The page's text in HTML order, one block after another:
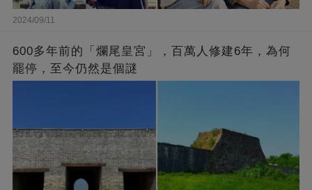
2024/09/11
600多年前的「爛尾皇宮」，百萬人修建6年，為何
罷停，至今仍然是個謎